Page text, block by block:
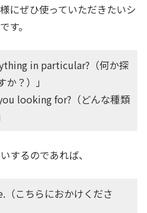
にぜひ使っていただきたいシ
す。
in particular?（何か探
？）」
looking for?（どんな種類
するのであれば、
（こちらにおかけくださ